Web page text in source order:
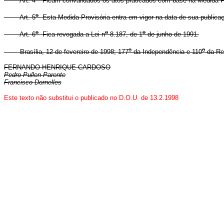
Art. 5oEsta Medida Provisória entra em vigor na data de sua
Art. 6oFica revogada a Lei no8.187, de 1ode junho de 1991.
Brasília, 12 de fevereiro de 1998; 177oda Independência e 110oda
FERNANDO HENRIQUE CARDOSO
Pedro Pullen Parente
Francisco Dornelles
Este texto não substitui o publicado no D.O.U. de 13.2.1998